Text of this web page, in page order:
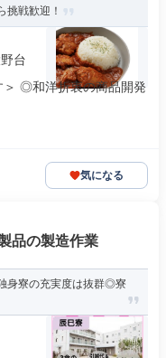
挑戦歓迎！
台
＞ ◎和洋折衷の商品開発
気になる
品の製造作業
身寮の充実度は抜群◎寮